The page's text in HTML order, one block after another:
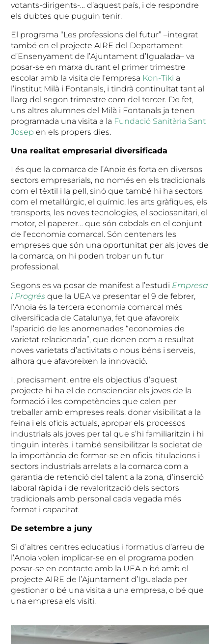
votants-dirigents-… d’aquest país, i de respondre
els dubtes que puguin tenir.
El programa “Les professions del futur” –integrat
també en el projecte AIRE del Departament
d’Ensenyament de l’Ajuntament d’Igualada– va
posar-se en marxa durant el primer trimestre
escolar amb la visita de l’empresa Kon-Tiki a
l’institut Milà i Fontanals, i tindrà continuïtat tant al
llarg del segon trimestre com del tercer. De fet,
uns altres alumnes del Milà i Fontanals ja tenen
programada una visita a la Fundació Sanitària Sant
Josep en els propers dies.
Una realitat empresarial diversificada
I és que la comarca de l’Anoia és forta en diversos
sectors empresarials, no només en els tradicionals
com el tèxtil i la pell, sinó que també hi ha sectors
com el metal·lúrgic, el químic, les arts gràfiques, els
transports, les noves tecnologies, el sociosanitari, el
motor, el paperer… que són cabdals en el conjunt
de l’economia comarcal. Són centenars les
empreses que són una oportunitat per als joves de
la comarca, on hi poden trobar un futur
professional.
Segons es va posar de manifest a l’estudi Empresa
i Progrés que la UEA va presentar el 9 de febrer,
l’Anoia és la tercera economia comarcal més
diversificada de Catalunya, fet que afavoreix
l’aparició de les anomenades “economies de
varietat relacionada”, que donen com a resultat
noves varietats d’activitats o nous béns i serveis,
alhora que afavoreixen la innovació.
I, precisament, entre els objectius d’aquest
projecte hi ha el de conscienciar els joves de la
formació i les competències que calen per
treballar amb empreses reals, donar visibilitat a la
feina i els oficis actuals, apropar els processos
industrials als joves per tal que s’hi familiaritzin i hi
tinguin interès, i també sensibilitzar la societat de
la importància de formar-se en oficis, titulacions i
sectors industrials arrelats a la comarca com a
garantia de retenció del talent a la zona, d’inserció
laboral ràpida i de revalorització dels sectors
tradicionals amb personal cada vegada més
format i capacitat.
De setembre a juny
Si d’altres centres educatius i formatius d’arreu de
l’Anoia volen implicar-se en el programa poden
posar-se en contacte amb la UEA o bé amb el
projecte AIRE de l’Ajuntament d’Igualada per
gestionar o bé una visita a una empresa, o bé que
una empresa els visiti.